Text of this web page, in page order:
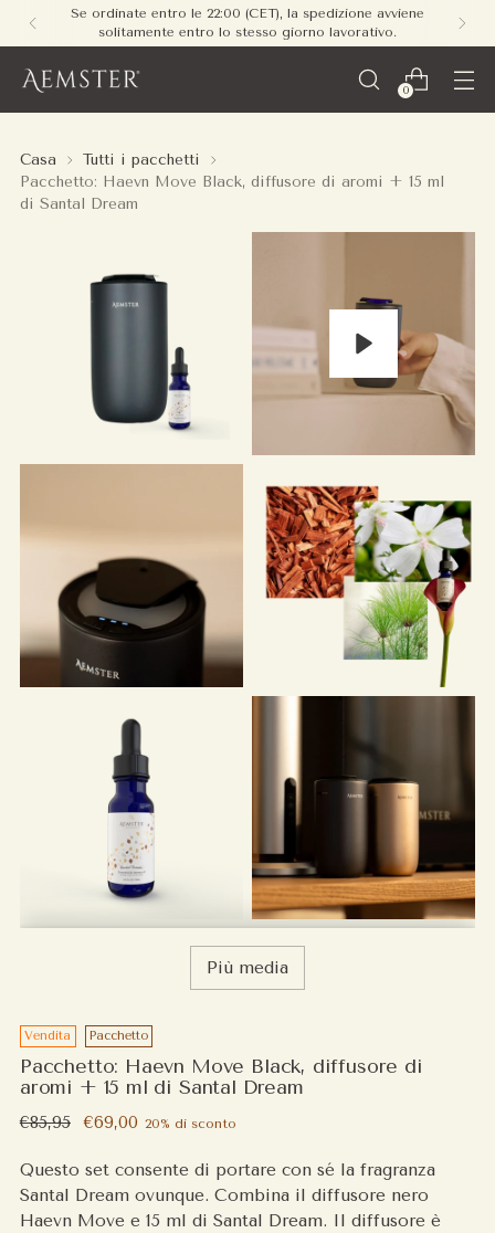
entro le 22:00 (CET), la spedizione avviene
entro lo stesso giorno lavorativo.
0
Casa
Tutti i pacchetti
Pacchetto: Haevn Move Black, diffusore di aromi + 15 ml
di Santal Dream
Play
Più media
Vendita Pacchetto
Pacchetto: Haevn Move Black, diffusore di
aromi + 15 ml di Santal Dream
Prezzo
€85,95 €69,00 20% di sconto
Questo set consente di portare con sé la fragranza
Santal Dream ovunque. Combina il diffusore nero
Haevn Move e 15 ml di Santal Dream. Il diffusore è